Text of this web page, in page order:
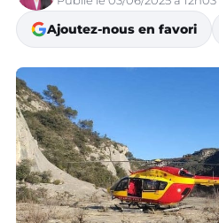
Ajoutez-nous en favori